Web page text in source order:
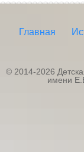
Главная
© 2014-2026
имени